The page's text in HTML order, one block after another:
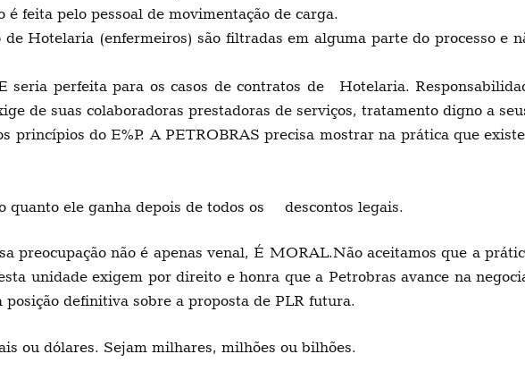
feita pelo pessoal de movimentação de carga.
Hotelaria (enfermeiros) são filtradas em alguma parte do processo e
perfeita para os casos de contratos de Hotelaria.
de suas colaboradoras prestadoras de serviços, tratamento digno a
princípios do E%P. A PETROBRAS precisa mostrar na prática que
quanto ele ganha depois de todos os descontos legais.
preocupação não é apenas venal, É MORAL.Não aceitamos que a
unidade exigem por direito e honra que a Petrobras avance na
definitiva sobre a proposta de PLR futura.
ou dólares. Sejam milhares, milhões ou bilhões.